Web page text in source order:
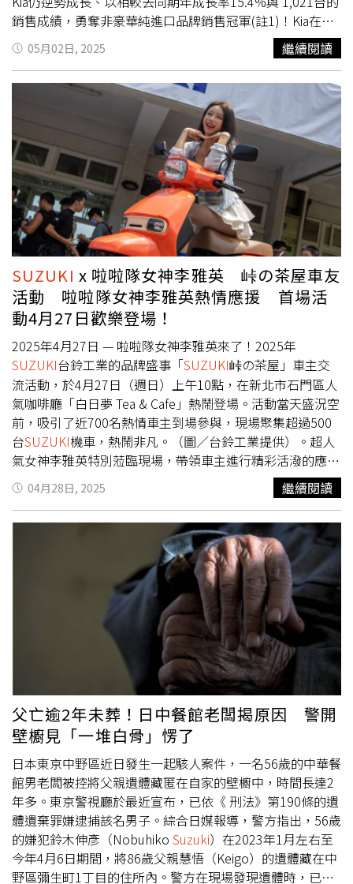
道路提供更穩定的動力輸出與操控表現線傳電子節流閥系
統：提供更細膩、更即時的油門反應無論是挑戰山野還是征
服街頭，DR-Z4S 以全面升級的動力與科技系統，重新定義
次世代多功能雙用車的標準。SUZUKIDR-Z4SM 「YOUR
STREETS.YOUR PLAYGROUND」DR-Z4SM 為
經典
滑胎車款的全新進化版本，搭載水冷 DOHC 單缸引擎，輸
出線性飽滿，結合專為街道設計的 17 吋鋁合金輪框與輕量
化車架，帶來絕佳過彎穩定性與靈活操控表現。搭配可切換
式 ABS 系統，面對濕滑彎道或激烈煞車狀況皆能自如應
對。採用高性能 KYB 全可調懸吊系統與專屬齒比設定，搭
配全新車架結構，為騎士在街頭征戰提供最佳支撐，無論是
穿梭都市、攻克山路，皆能展現俐落節奏與過彎快感。進一
步導入多項SUZUKI次世代電子科技，全面提升騎乘體驗與
SUZUKI 離合器輔助系統(SCAS)：操作更輕鬆，減
輕手部負擔，具備滑動離合功能，有效降低25%手部操控的
疲憊感
SUZUKI動力選擇系統（SDMS）：依照路況與需求
切換三段動力輸出模式SUZUKI
穩定輪胎抓地力，有效避免打滑G（Gravel）模式：專為平
坦泥地設計，允許適度打滑，帶來更強烈的操控感與騎乘樂
趣。線傳電子節流閥系統：提供更細膩、更即時的油門反應
DR-Z4SM 不只是滑胎回歸，更是街道性能的全面革新。從
街角出發，到賽道進化，每一次剎車與每一個彎，都精準可
控，成就城市中的攻防主角。為回饋熱情車迷，SUZUKI台
鈴工業同步宣布首批早鳥預購活動正式啟動：建議售價：
388,000 元首批限量預購前 100 台，加碼提供 早鳥購車金
20,000 元 優惠預計交車時間為 2025 年第4 季，即日起於全
台SUZUKI經銷據點開放登記。
格體驗SUZUKI打造最貼近生活的品牌接觸透過一邊學習駕
打造出不只是汽車品
牌，更是陪伴生活每個階段的移動夥伴。不論你是剛學開車
的新手，或是準備展開人生新篇章的社會新鮮人，SUZUKI
都準備好陪你一起啟程。現在趕快上TAIWAN
官網
或全台各大展示中心來報名吧。 SCROSS ALLGRIP全新到港
提供）。全新到港的2025年式THE
NEW S-CROSS，主動安全防護再進階，升級LKA車道維持
輔助，能主動偵測車道標線並提供輔助轉向修正，有效減少
長途駕駛的負擔與疲勞感。除此之外DSBS II雙感知器煞車
輔助系統，於路口左、右轉之際，主動偵察轉彎側是否有行
人、騎士、車輛穿越，對駕駛人提出警示，配備DSBS II的
2025年式THE NEW S-CROSS無疑是協助車主留心行人、注
意禮讓的智慧守護幫手。匯聚SUZUKI造車工藝與科技大
成，新世代旗艦 SUV 車款S-CROSS以大膽自信的嶄新設
計，盡顯 SUV 強悍個性。MILD HYBRID 輕油電科技結合渦
輪增壓引擎1.4L BOOSTERJET強勁動能，為駕馭注入超凡
樂趣。ALLGRIP 適時智慧型四輪傳動系統提供安心駕馭，
征服一切險阻。更以SUZUKI Safety Support 安全科技提
供周延守護。旗艦之作，至此誕生。為了感謝台灣消費者對
S-CROSS的好評與支持，TAIWANSUZUKI特別準備「20周
年專案」，讓有SUZUKI好車陪伴的好朋友們，一起擁抱艷
陽高照的初夏。敬請車迷朋友趁著豔陽高照的初夏之際，前
往SUZUKI全台各大經銷據點，體驗SUZUKI各具特色車
款，更要體驗一下SCROSS的越野性能。SWIFT 感謝有您!
20周年專案（圖／
提供）。第四代 SWIFT以精巧靈
活、緊湊尺寸和充足的車室空間，都源自於「極致剛好」的
造車理念，多一分太多、少一分太少，成為尋求實用和多功
能性車輛的理想選擇，造就優雅且充滿駕馭樂趣的城市經典
車款。今年不負眾望奪得車訊風雲獎2025年度『最佳進口
小型車』的殊榮，獲得專業車媒與消費者的肯定。SUZUKI
自2004年啟動世界車計畫，將研發視野從日本市場拓展至
全球，始終專注於小型車級距，持續深耕、精進。2005
推出首款「世界戰略車」SWIFT，以近乎全球
同步的姿態登陸台灣。經過四個世代的演進，SWIFT憑藉貼
心的產品設計、優異的使用品質，深受台灣消費者喜愛。現
行SWIFT更以一級能耗效率認證、1,197c.c.牌照稅與燃料費
率的節能優勢，以及輕油電的暢快駕馭特性，持續穩居暢銷
車款行列。為了感謝台灣消費者20年來的支持與喜愛，
TAIWAN
SUZUKI特別推出「20周年專案」，讓您以輕鬆月
付8,999元的超值優惠，輕鬆入主暢銷神車SWIFT，無壓力
享受高效節能的駕馭樂趣。此外，現在來店試乘SWIFT，即
可獲得SWIFT 20周年獨家香氛片，為您的旅程增添獨特品
味，感受專屬於SWIFT的非凡魅力！這不僅是對過去20年輝
煌歷程的紀念，更是對未來的承諾，讓SWIFT繼續陪伴您馳
騁每一段精彩旅程。立即預約試乘，與我們一同迎接艷陽高
銷售成績，勇奪非豪華純進口品牌銷售冠軍(註1)！Kia在
2025年銷售自2月起已連續3個月銷售領牌突破千台，未來
也將持續朝連續三年銷量破萬台、穩健成長的目標邁進。甫
上市的輕奢精品掀背The new Picanto榮登同級進口銷售冠
軍。（圖／台灣森那美起亞提供）。其中，多款車型皆繳出
亮眼成績：甫上市的輕奢精品掀背The new Picanto榮登同
級進口銷售冠軍(註1)；蟬聯2022-2025四屆車訊風雲獎「最
佳進口大型MPV」的全功能豪華休旅The new Carnival，勇
奪同級進口銷售冠軍(註1)； The new Sorento 新能源旗艦
LSUV，在導入全新車型與油電動力和供應回穩後，銷售年
成長率更高達941%！自上市以來已累計近萬名車主肯定的
進口極致休旅The Sportage，再度蟬聯4月同級進口亞軍(註
1)；同時，Kia EV車主更已累計近2,300名前瞻車主肯定！
不僅在乘用車市場表現亮眼，Kia商用車卡旺累計2025年1-4
月，更以年成長率11%的銷量，創歷史同期新高紀錄！The
new Sorento 新能源旗艦LSUV，在導入全新車型與油電動
力和供應回穩後，銷售年成長率高達941%。（圖／台灣森
那美起亞提供）。為滿足更多熱愛Kia消費者的期待，過去
深受車主肯定的The Ceed Sportswagon歐洲智慧油電跑
旅，在歐洲市場熱銷下、Kia總代理台灣森那美起亞再次成
功爭取首批限量100台配額，並升級包含雙前座通風/加熱坐
椅等配備的選配套件後，於今日(2日)正式宣布全新25年式
The Ceed Sportswagon歐洲智慧油電跑旅，以112.9萬起預
售起跑！「心改變‧啟動新力量」歐洲智慧油電跑旅The
Ceed Sportswagon預售起跑Kia旗下歐洲智慧油電跑旅The
Ceed Sportswagon，車名代表著「Community of Europe,
with European Design」的純正歐洲血統，為Kia在台灣首
款歐洲原裝進口車型，從設計到生產，皆由歐洲設計中心及
斯洛伐克工廠一手打造。Kia總代理台灣森那美起亞曾於去
年導入的限量版The Ceed Sportswagon Luxe Edition，限
量70台更在上市一個月內便全數售罄。全新年式The Ceed
Sportswagon歐洲智慧油電跑旅，融合「Green Inspiration
油電操控、European Design歐洲製造、Pioneer
Technology前瞻科技」三大DNA，以鮮明的風格打造出深
受消費者青睞的輕油電旅行車。在動力方面，搭載Smart
stream 48V Mild Hybrid 1.5T渦輪增壓汽油直列式4汽缸引
擎，不僅享有低稅金的優勢，更帶來優於過往的19.1 km/l
油耗表現(註2)，同時升級FCA前方主動防撞輔助系統更新增
路口偵測，讓被動安全更加完善，同時提供夜幕綠、墨鐵
灰、象牙白三車色供選擇，在內外兼修、型質俱佳的獨有旅
行車本格魅力下，成為喜愛旅行車座駕買家的最佳選擇！蟬
聯2022-2025四屆車訊風雲獎「最佳進口大型MPV」的全功
能豪華休旅The new Carnival，勇奪同級進口銷售冠軍。
（圖／台灣森那美起亞提供）。全新年式Kia The Ceed
Sportswagon，另外新增Luxe選配套件，僅需加價40,000
元即可升級European真皮座椅、雙前座通風坐椅、雙前座
05月02日, 2025 繼續閱讀
SUZUKI x 啦啦隊女神李雅英 峠の茶屋車友
活動 啦啦隊女神李雅英熱情應援 首場活
動4月27日歡樂登場！
2025年4月27日 — 啦啦隊女神李雅英來了！2025年
SUZUKI台鈴工業的品牌盛事「SUZUKI峠の茶屋」車主交
流活動，於4月27日（週日）上午10點，在新北市石門區人
氣咖啡廳「白日夢 Tea & Cafe」熱鬧登場。活動當天盛況空
前，吸引了近700名熱情車主到場參與，現場聚集超過500
台SUZUKI機車，熱鬧非凡。（圖／台鈴工業提供）。超人
氣女神李雅英特別蒞臨現場，帶領車主進行精彩活潑的應援
舞合跳，與車友們一同開心玩遊戲、拍照互動，並贈送專屬
親簽紀念品，讓所有參與的
車友度過一個難忘又愉
快的假日。自2023年起舉辦至今，「SUZUKI峠の茶屋」車
車主每年最期待的盛會，每場活
動皆吸引眾多車友共襄盛舉，累計參與人次突破數千人。今
更將活動規模擴大舉辦，北部首場過後，也將陸
續於中部及南部熱烈登場，歡迎全台各地車友們共聚一堂，
獨特的品牌魅力。李雅英於活動當天上午11點
正式登場，親切與車主們打招呼，更親自帶領大家合跳趣味
專屬應援舞蹈。車友們與李雅英一起開心跳舞，
拍攝現場大合照，並透過趣味「比大小」遊戲，贏得李雅英
限量簽名好禮。此外，李雅英還親自體驗各遊戲互動區，遊
玩套圈圈遊戲、享用道地日式茶點，並前往 SUZUKI
最新車
款展示區進行合影互動，讓每位到場車主都能留下珍貴回
憶。（圖／台鈴工業提供）。 SUZUKI
能夠不斷成長，最重要的是全台喜愛SUZUKI的車主支持與
信賴。2025年品牌整體銷售成績更是有大幅度的成長，達
到品牌在台灣市場有史以來的新高峰。在主力車款銷售方
面，廣受都會通勤族喜愛的SUI 125，自上市以來，好評不
斷、持續熱銷，累計銷量已經突破兩萬台，創造出卓越的市
場表現。此外，融合義式時尚美學的SALUTO 125銷量同樣
亮眼，反映消費者對SUZUKI品牌多元產品的高度肯定。未
04月28日, 2025 繼續閱讀
父亡逾2年未葬！日中餐館老闆揭原因 警開
壁櫥見「一堆白骨」愣了
日本東京中野區近日發生一起駭人案件，一名56歲的中華餐
館男老闆被控將父親遺體藏匿在自家的壁櫥中，時間長達2
年多。東京警視廳於最近宣布，已依《 刑法》第190條的遺
體遺棄罪嫌逮捕該名男子。綜合日媒報導，警方指出，56歲
的嫌犯鈴木伸彥（Nobuhiko Suzuki）在2023年1月左右至
今年4月6日期間，將86歲父親慧悟（Keigo）的遺體藏在中
野區彌生町1丁目的住所內。警方在現場發現遺體時，已呈